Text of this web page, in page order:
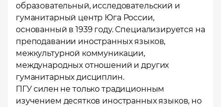
образовательный, исследовательский и
гуманитарный центр Юга России,
основанный в 1939 году. Специализируется на
преподавании иностранных языков,
межкультурной коммуникации,
международных отношений и других
гуманитарных дисциплин.
ПГУ силен не только традиционным
изучением десятков иностранных языков, но